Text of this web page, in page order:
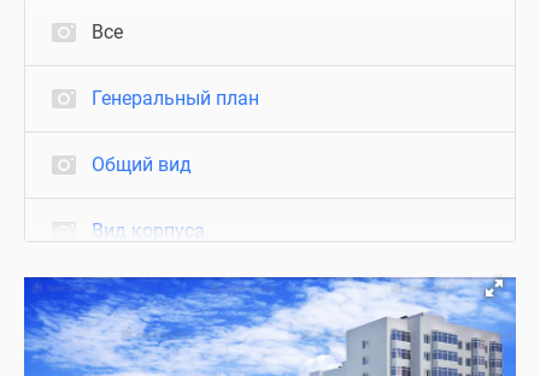
Все
Генеральный план
Общий вид
Вид корпуса
Квартиры с отделкой
Благоустройство